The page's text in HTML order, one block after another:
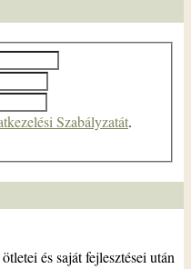
Szabályzatát.
és saját fejlesztései után